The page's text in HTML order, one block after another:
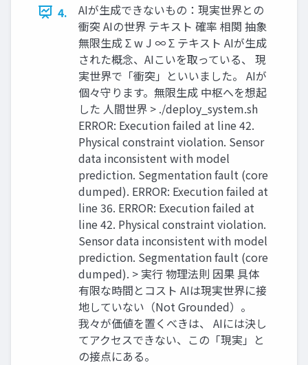
4.
AIが生成できないもの：現実世界との
衝突 AIの世界 テキスト 確率 相関 抽象
無限生成 Σ w J ∞ Σ テキスト AIが生成
された概念、AIこいを取っている、 現
実世界で「衝突」といいました。 AIが
個々守ります。無限生成 中枢へを想起
した 人間世界 > ./deploy_system.sh
ERROR: Execution failed at line 42.
Physical constraint violation. Sensor
data inconsistent with model
prediction. Segmentation fault (core
dumped). ERROR: Execution failed at
line 36. ERROR: Execution failed at
line 42. Physical constraint violation.
Sensor data inconsistent with model
prediction. Segmentation fault (core
dumped). > 実行 物理法則 因果 具体
有限な時間とコスト AIは現実世界に接
地していない（Not Grounded）。
我々が価値を置くべきは、 AIには決し
てアクセスできない、この「現実」と
の接点にある。